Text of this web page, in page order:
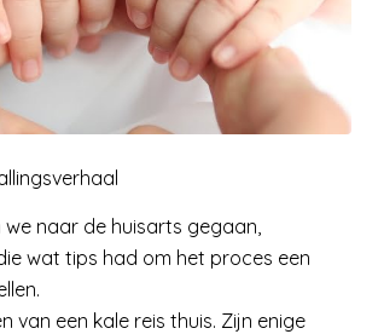
we naar de huisarts gegaan,
wat tips had om het proces een
van een kale reis thuis. Zijn enige